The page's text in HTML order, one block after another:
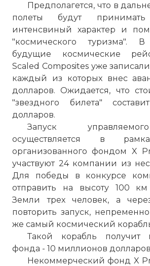
Предполагется, что в
полеты будут
интенсвиный характер и
"космического туризма".
будущие космические
Scaled Composites уже
каждый из которых внес
долларов. Ожидается, что
"звездного билета"
долларов.
Запуск
осуществляется в
организованного фондом X
участвуют 24 компании из
Для победы в конкурсе
отправить на высоту 100
Земли трех человек, а
повторить запуск,
же самый космический
Такой корабль получит
фонда - 10 миллионов
Некоммерческий фонд X
☓